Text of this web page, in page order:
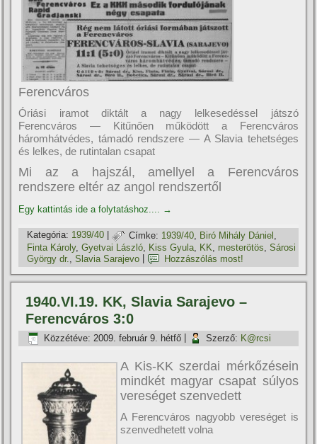
Ferencváros
Óriási iramot diktált a nagy lelkesedéssel játszó
Ferencváros — Kitűnően működött a Ferencváros
háromhátvédes, támadó rendszere — A Slavia tehetséges
és lelkes, de rutintalan csapat
Mi az a hajszál, amellyel a Ferencváros
rendszere eltér az angol rendszertől
Egy kattintás ide a folytatáshoz.... →
Kategória: 1939/40 | Címke: 1939/40 Biró Mihály Dániel
Finta Károly,Gyetvai László, Kiss Gyula, KK, mesterötös,Sárosi
György dr.
,Slavia Sarajevo Hozzászólás most!
1940.VI.19. KK, Slavia Sarajevo –
Ferencváros 3:0
Közzétéve: 2009. február 9. hétfő Szerző: K@rcsi
A Kis-KK szerdai mérkőzésein
mindkét magyar csapat súlyos
vereséget szenvedett
A Ferencváros nagyobb vereséget is
szenvedhetett volna